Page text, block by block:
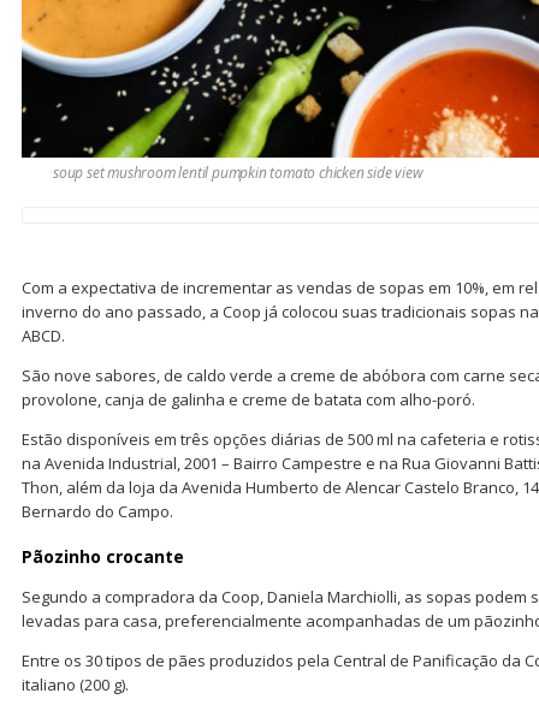
soup set mushroom lentil pumpkin tomato chicken side view
Com a expectativa de incrementar as vendas de sopas em 10%, em
inverno do ano passado, a Coop já colocou suas tradicionais sopas
ABCD.
São nove sabores, de caldo verde a creme de abóbora com carne
provolone, canja de galinha e creme de batata com alho-poró.
Estão disponíveis em três opções diárias de 500 ml na cafeteria e
na Avenida Industrial, 2001 – Bairro Campestre e na Rua Giovanni
Thon, além da loja da Avenida Humberto de Alencar Castelo Branco,
Bernardo do Campo.
Pãozinho crocante
Segundo a compradora da Coop, Daniela Marchiolli, as sopas podem
levadas para casa, preferencialmente acompanhadas de um
Entre os 30 tipos de pães produzidos pela Central de Panificação da
italiano (200 g).